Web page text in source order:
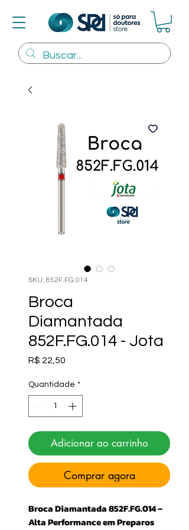
SKU: 852F.FG.014
Broca
Diamantada
852F.FG.014 - Jota
R$ 22,50
Quantidade *
Adicionar ao carrinho
Comprar agora
Broca Diamantada 852F.FG.014 –
Alta Performance em Preparos